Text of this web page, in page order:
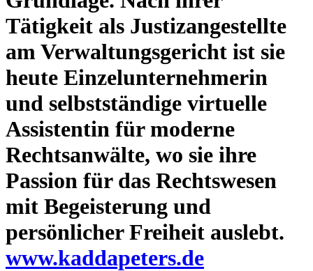
Tätigkeit als Justizangestellte
am Verwaltungsgericht ist sie
heute Einzelunternehmerin
und selbstständige virtuelle
Assistentin für moderne
Rechtsanwälte, wo sie ihre
Passion für das Rechtswesen
mit Begeisterung und
persönlicher Freiheit auslebt.
www.kaddapeters.de